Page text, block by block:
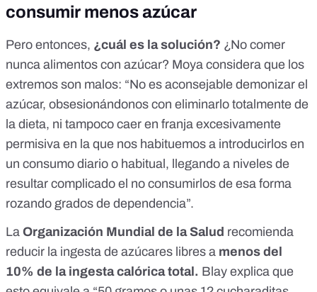
consumir menos azúcar
Pero entonces, ¿cuál es la solución? ¿No comer
nunca alimentos con azúcar? Moya considera que los
extremos son malos: “No es aconsejable demonizar el
azúcar, obsesionándonos con eliminarlo totalmente de
la dieta, ni tampoco caer en franja excesivamente
permisiva en la que nos habituemos a introducirlos en
un consumo diario o habitual, llegando a niveles de
resultar complicado el no consumirlos de esa forma
rozando grados de dependencia”.
La Organización Mundial de la Salud recomienda
reducir la ingesta de azúcares libres a menos del
10% de la ingesta calórica total. Blay explica que